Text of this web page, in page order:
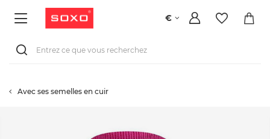
€
Avec ses semelles en cuir